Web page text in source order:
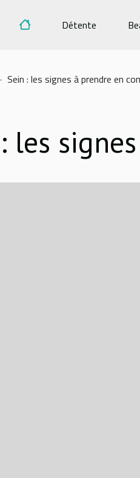
Détente
Sein : les signes à prendre en
les